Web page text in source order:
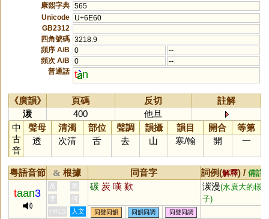
康熙字典 565
Unicode
U+6E60
GB2312
四角號碼 3218.9
頻序 A/B
0
--
頻次 A/B
0
--
普通話 t n
《廣韻》 頁碼 反切
註解
湠
400
他旦
中
古
音
聲母 清濁 部位 聲調 韻攝 韻目 開合
等第
透
次清 舌 去 山 寒/翰 開 一
粵語音節 & 根據 同音字 詞例(解釋) / 備註
taan3
黃 周 碳 炭 嘆 歎 湠漫(水廣大的樣
子)
李
何
HKLS
人文 同聲同韻 同韻同調 同聲同調